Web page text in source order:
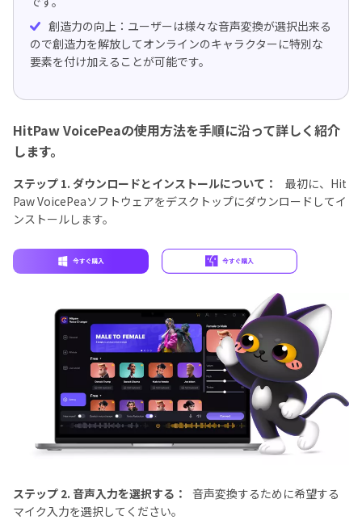
創造力の向上：ユーザーは様々な音声変換が選択出来る
ので創造力を解放してオンラインのキャラクターに特別な
要素を付け加えることが可能です。
HitPaw VoicePeaの使用方法を手順に沿って詳しく紹介
します。
ステップ 1. ダウンロードとインストールについて：
最初に、Hit
Paw VoicePeaソフトウェアをデスクトップにダウンロードしてイ
ンストールします。
ステップ 2. 音声入力を選択する：
音声変換するために希望する
マイク入力を選択してください。